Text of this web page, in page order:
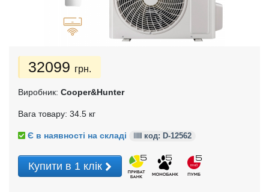
32099 грн.
Виробник: Cooper&Hunter
Вага товару: 34.5 кг
Є в наявності на складі код: D-12562
Купити в 1 клік